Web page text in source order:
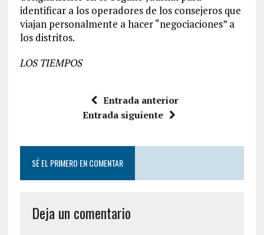
identificar a los operadores de los consejeros que
viajan personalmente a hacer “negociaciones” a
los distritos.
LOS TIEMPOS
Entrada anterior
Entrada siguiente
SÉ EL PRIMERO EN COMENTAR
Deja un comentario